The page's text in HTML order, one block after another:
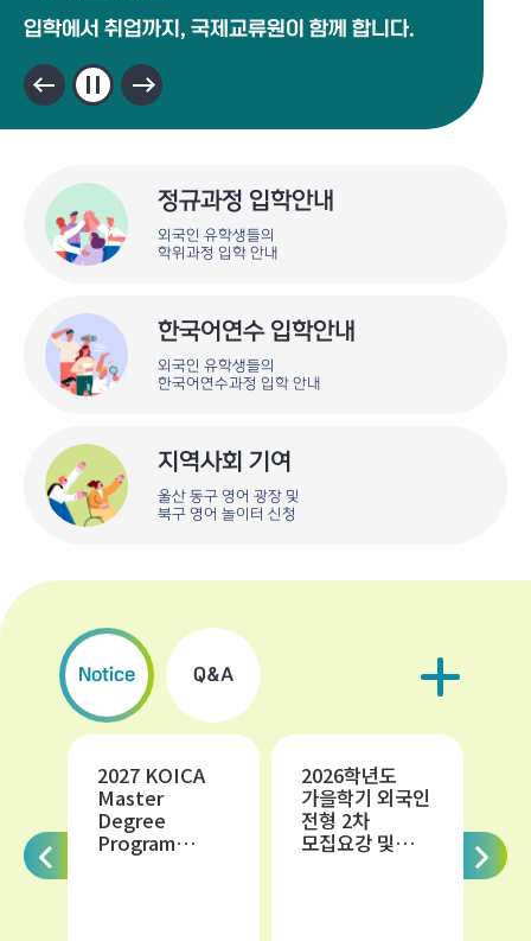
입학에서 취업까지, 국제교류원이 함께 합니다.
정규과정 입학안내
외국인 유학생들의
학위과정 입학 안내
한국어연수 입학안내
외국인 유학생들의
한국어연수과정 입학 안내
지역사회 기여
울산 동구 영어 광장 및
북구 영어 놀이터 신청
Notice
2027 KOICA
Master
Degree
Program
Information
2026학년도
가을학기 외국인
전형 2차
모집요강 및
Q&A